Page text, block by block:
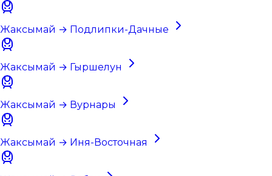
Жаксымай → Подлипки-Дачные
Жаксымай → Гыршелун
Жаксымай → Вурнары
Жаксымай → Иня-Восточная